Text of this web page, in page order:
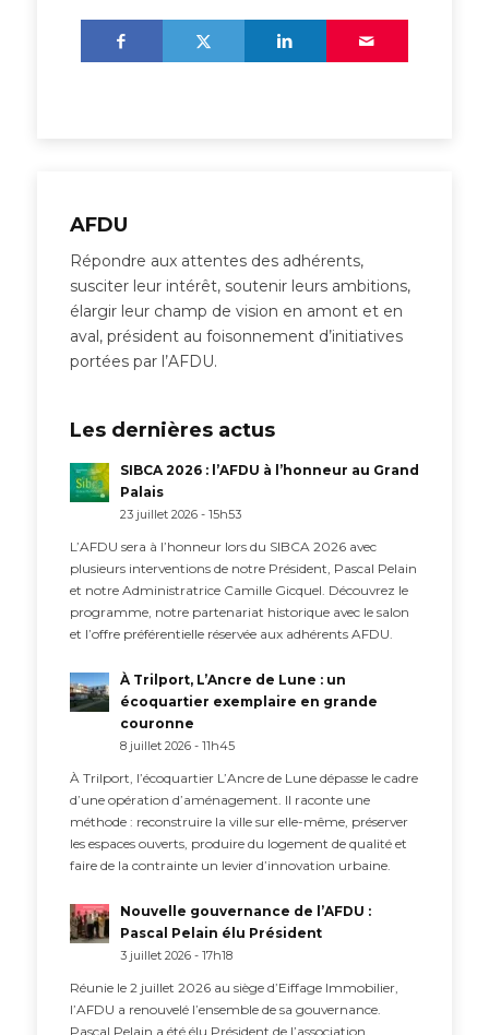
AFDU
Répondre aux attentes des adhérents,
susciter leur intérêt, soutenir leurs ambitions,
élargir leur champ de vision en amont et en
aval, président au foisonnement d’initiatives
portées par l’AFDU.
Les dernières actus
SIBCA 2026 : l’AFDU à l’honneur au Grand
Palais
23 juillet 2026 - 15h53
L’AFDU sera à l’honneur lors du SIBCA 2026 avec
plusieurs interventions de notre Président, Pascal Pelain
et notre Administratrice Camille Gicquel. Découvrez le
programme, notre partenariat historique avec le salon
et l’offre préférentielle réservée aux adhérents AFDU.
À Trilport, L’Ancre de Lune : un
écoquartier exemplaire en grande
couronne
8 juillet 2026 - 11h45
À Trilport, l’écoquartier L’Ancre de Lune dépasse le cadre
d’une opération d’aménagement. Il raconte une
méthode : reconstruire la ville sur elle-même, préserver
les espaces ouverts, produire du logement de qualité et
faire de la contrainte un levier d’innovation urbaine.
Nouvelle gouvernance de l’AFDU :
Pascal Pelain élu Président
3 juillet 2026 - 17h18
Réunie le 2 juillet 2026 au siège d’Eiffage Immobilier,
l’AFDU a renouvelé l’ensemble de sa gouvernance.
Pascal Pelain a été élu Président de l’association,